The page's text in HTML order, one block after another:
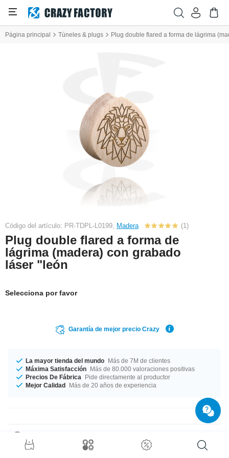
Página principal Túneles & plugs Plug double flared a forma de lágrima
Código del artículo: PR-TDPL-L0199, Madera (1)
Plug double flared a forma de
lágrima (madera) con grabado
láser "león
Selecciona por favor
Garantía de mejor precio Crazy
La mayor tienda del mundo Más de 7M de clientes
Máxima Satisfacción Más de 80.000 valoraciones positivas
Precios De Fábrica
Pide directamente al productor
Mejor Calidad Más de 20 años de experiencia
Los diámetros del 10 mm al 30 mm están en stock. Te ofrecemos